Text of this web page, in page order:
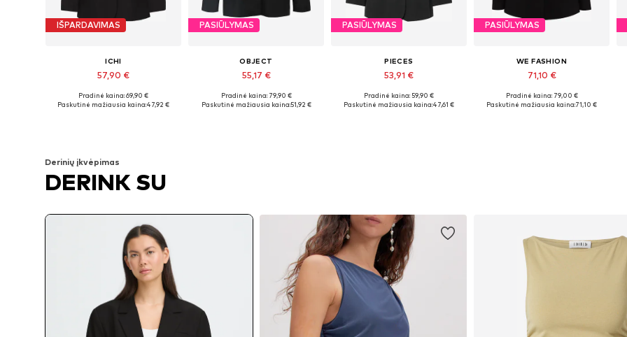
IŠPARDAVIMAS
ICHI
57,90 €
Galimi dydžiai: 34, 36, 38, 42, 44
Pradinė kaina: 69,90 €
Paskutinė mažiausia kaina:47,92 €
PASIŪLYMAS
OBJECT
55,17 €
Pradinė kaina: 79,90 €
Paskutinė mažiausia kaina:51,92 €
PASIŪLYMAS
PIECES
53,91 €
Galimi dydžiai: 34, 36, 38, 40, 42
Pradinė kaina: 59,90 €
Paskutinė mažiausia kaina:47,61 €
PASIŪLYMAS
WE FASHION
71,10 €
Yra daugybė dydžių
Pradinė kaina: 79,00 €
Paskutinė mažiausia kaina:71,10 €
Derinių įkvėpimas
DERINK SU